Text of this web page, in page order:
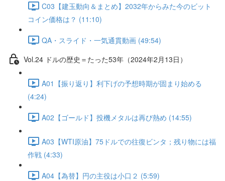
C03【建玉動向＆まとめ】2032年からみた今のビット
コイン価格は？ (11:10)
QA・スライド・一気通貫動画 (49:54)
Vol.24 ドルの歴史＝たった53年（2024年2月13日）
A01【振り返り】利下げの予想時期が固まり始める
(4:24)
A02【ゴールド】投機メタルは再び熱め (14:55)
A03【WTI原油】75ドルでの往復ビンタ；残り物には福
作戦 (4:33)
A04【為替】円の主役は小口２ (5:59)